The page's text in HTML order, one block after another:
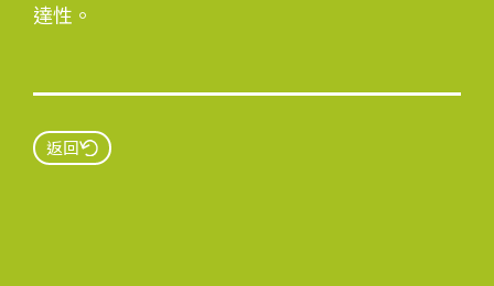
達性。
返回